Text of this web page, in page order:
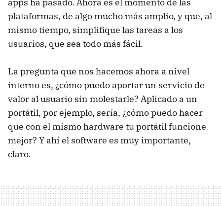
plataformas, de algo mucho más amplio, y que, al
mismo tiempo, simplifique las tareas a los
usuarios, que sea todo más fácil.
La pregunta que nos hacemos ahora a nivel
interno es, ¿cómo puedo aportar un servicio de
valor al usuario sin molestarle? Aplicado a un
portátil, por ejemplo, sería, ¿cómo puedo hacer
que con el mismo hardware tu portátil funcione
mejor? Y ahí el software es muy importante,
claro.